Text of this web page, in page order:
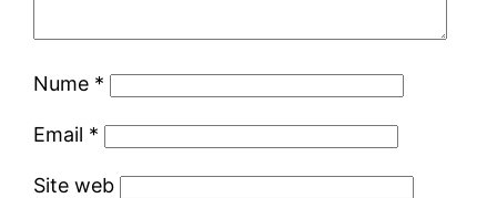
Nume *
Email *
Site web